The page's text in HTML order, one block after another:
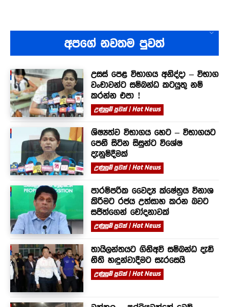
අපගේ නවතම පුවත්
උසස් පෙළ විභාගය අනිද්දා – විභාග
වංචාවන්ට සම්බන්ධ කටයුතු නම්
කරන්න එපා !
උණුසුම් පුවත් | Hot News
ශිෂ්‍යත්ව විභාගය හෙට – විභාගයට
පෙනී සිටින සිසුන්ට විශේෂ
දැනුම්දීමක්
උණුසුම් පුවත් | Hot News
පාරම්පරික වෛද්‍ය ක්ෂේත්‍රය විනාශ
කිරීමට රජය උත්සාහ කරන බවට
සජිත්ගෙන් චෝදනාවක්
උණුසුම් පුවත් | Hot News
තායිලන්තයට ගිනිඅවි සම්බන්ධ දැඩි
නීති හඳුන්වාදීමට සැරසෙයි
උණුසුම් පුවත් | Hot News